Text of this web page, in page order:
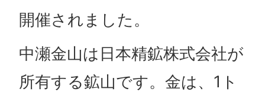
開催されました。
中瀬金山は日本精鉱株式会社が
所有する鉱山です。金は、1ト